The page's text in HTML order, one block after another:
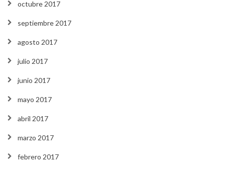
octubre 2017
septiembre 2017
agosto 2017
julio 2017
junio 2017
mayo 2017
abril 2017
marzo 2017
febrero 2017